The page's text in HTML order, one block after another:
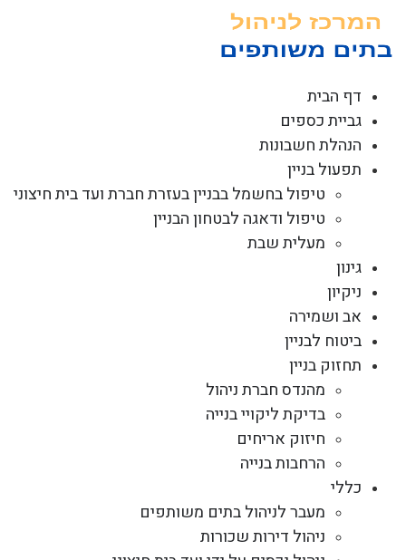
דף הבית
גביית כספים
הנהלת חשבונות
תפעול בניין
טיפול בחשמל בבניין בעזרת חברת ועד בית חיצוני
טיפול ודאגה לבטחון הבניין
מעלית שבת
גינון
ניקיון
אב ושמירה
ביטוח לבניין
תחזוק בניין
מהנדס חברת ניהול
בדיקת ליקויי בנייה
חיזוק אריחים
הרחבות בנייה
כללי
מעבר לניהול בתים משותפים
ניהול דירות שכורות